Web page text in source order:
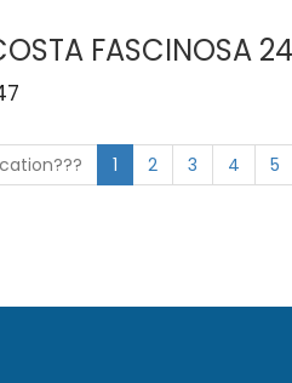
FASCINOSA
1 2 3 4 5